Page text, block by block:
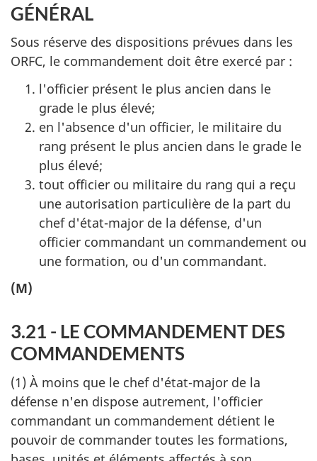
GÉNÉRAL
Sous réserve des dispositions prévues dans les
ORFC, le commandement doit être exercé par :
l'officier présent le plus ancien dans le
grade le plus élevé;
en l'absence d'un officier, le militaire du
rang présent le plus ancien dans le grade le
plus élevé;
tout officier ou militaire du rang qui a reçu
une autorisation particulière de la part du
chef d'état-major de la défense, d'un
officier commandant un commandement ou
une formation, ou d'un commandant.
(M)
3.21 - LE COMMANDEMENT DES
COMMANDEMENTS
(1) À moins que le chef d'état-major de la
défense n'en dispose autrement, l'officier
commandant un commandement détient le
pouvoir de commander toutes les formations,